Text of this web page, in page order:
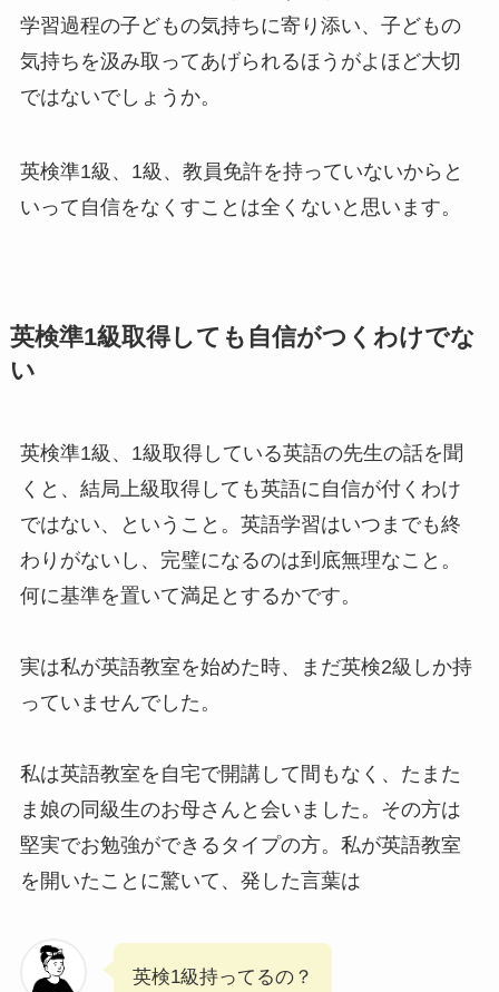
学習過程の子どもの気持ちに寄り添い、子どもの
気持ちを汲み取ってあげられるほうがよほど大切
ではないでしょうか。
英検準1級、1級、教員免許を持っていないからと
いって自信をなくすことは全くないと思います。
英検準1級取得しても自信がつくわけでな
い
英検準1級、1級取得している英語の先生の話を聞
くと、結局上級取得しても英語に自信が付くわけ
ではない、ということ。英語学習はいつまでも終
わりがないし、完璧になるのは到底無理なこと。
何に基準を置いて満足とするかです。
実は私が英語教室を始めた時、まだ英検2級しか持
っていませんでした。
私は英語教室を自宅で開講して間もなく、たまた
ま娘の同級生のお母さんと会いました。その方は
堅実でお勉強ができるタイプの方。私が英語教室
を開いたことに驚いて、発した言葉は
英検1級持ってるの？